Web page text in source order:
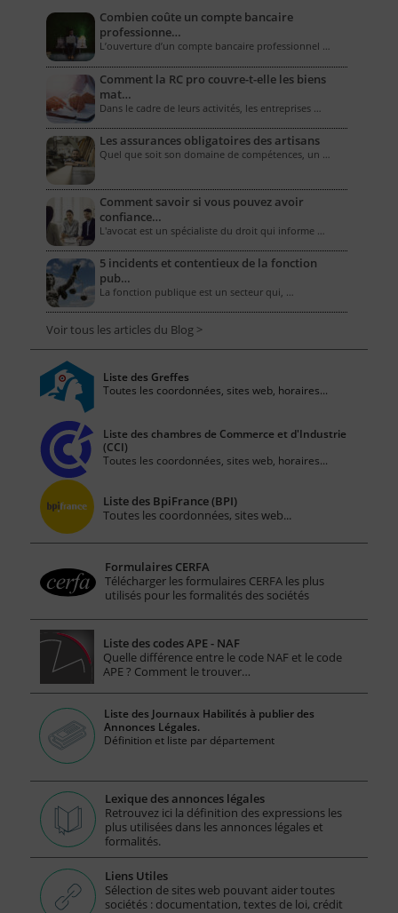
Combien coûte un compte bancaire
professionne…
L’ouverture d’un compte bancaire professionnel …
Comment la RC pro couvre-t-elle les biens
mat…
Dans le cadre de leurs activités, les entreprises …
Les assurances obligatoires des artisans
Quel que soit son domaine de compétences, un …
Comment savoir si vous pouvez avoir
confiance…
L'avocat est un spécialiste du droit qui informe …
5 incidents et contentieux de la fonction
pub…
La fonction publique est un secteur qui, …
Voir tous les articles du Blog >
Liste des Greffes
Toutes les coordonnées, sites web, horaires...
Liste des chambres de Commerce et d'Industrie
(CCI)
Toutes les coordonnées, sites web, horaires...
Liste des BpiFrance (BPI)
Toutes les coordonnées, sites web...
Formulaires CERFA
Télécharger les formulaires CERFA les plus
utilisés pour les formalités des sociétés
Liste des codes APE - NAF
Quelle différence entre le code NAF et le code
APE ? Comment le trouver…
Liste des Journaux Habilités à publier des
Annonces Légales.
Définition et liste par département
Lexique des annonces légales
Retrouvez ici la définition des expressions les
plus utilisées dans les annonces légales et
formalités.
Liens Utiles
Sélection de sites web pouvant aider toutes
sociétés : documentation, textes de loi, crédit